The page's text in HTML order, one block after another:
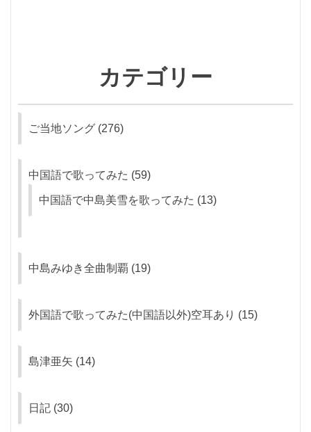
カテゴリー
ご当地ソング (276)
中国語で歌ってみた (59)
中国語で中島美雪を歌ってみた (13)
中島みゆき全曲制覇 (19)
外国語で歌ってみた(中国語以外)空耳あり (15)
島津亜矢 (14)
日記 (30)